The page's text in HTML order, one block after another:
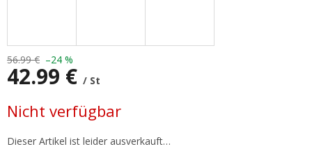
56.99 € –24 %
42.99 € / St
Nicht verfügbar
Dieser Artikel ist leider ausverkauft…